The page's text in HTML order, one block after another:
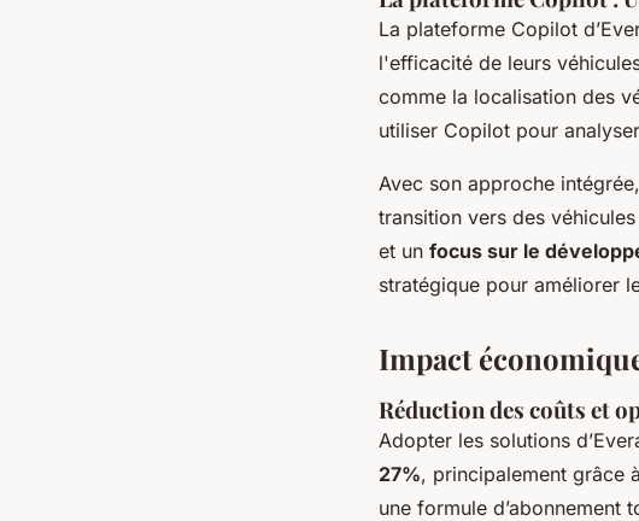
La plateforme Copilot
l'efficacité de leurs
comme la localisation des
utiliser Copilot pour
Avec son approche
transition vers des
et un focus sur le
stratégique pour améliorer
Impact
Réduction des coûts et
Adopter les solutions
27%, principalement grâce
une formule d’abonnement